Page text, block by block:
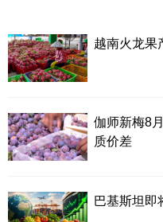
越南火龙果
伽师新梅8
质价差
巴基斯坦即